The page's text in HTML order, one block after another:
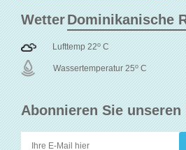
Abonnieren Sie
Wetter
Lufttemp 22o C
Wassertemperatur 25o C